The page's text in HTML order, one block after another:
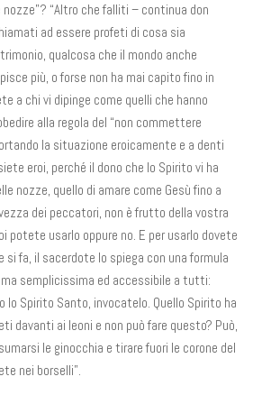
“Altro che falliti – continua don
ad essere profeti di cosa sia
qualcosa che il mondo anche
più, o forse non ha mai capito fino in
a chi vi dipinge come quelli che hanno
alla regola del “non commettere
la situazione eroicamente e a denti
eroi, perché il dono che lo Spirito vi ha
nozze, quello di amare come Gesù fino a
dei peccatori, non è frutto della vostra
potete usarlo oppure no. E per usarlo dovete
si fa, il sacerdote lo spiega con una formula
semplicissima ed accessibile a tutti:
lo Spirito Santo, invocatelo. Quello Spirito ha
davanti ai leoni e non può fare questo? Può,
le ginocchia e tirare fuori le corone del
nei borselli”.